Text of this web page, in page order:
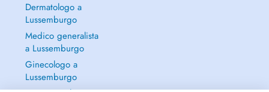
Dermatologo a
Lussemburgo
Medico generalista
a Lussemburgo
Ginecologo a
Lussemburgo